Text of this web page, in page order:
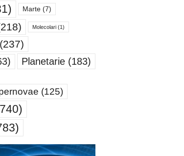
Marte(7)
Molecolari(1)
(237)
Planetarie(183)
(125)